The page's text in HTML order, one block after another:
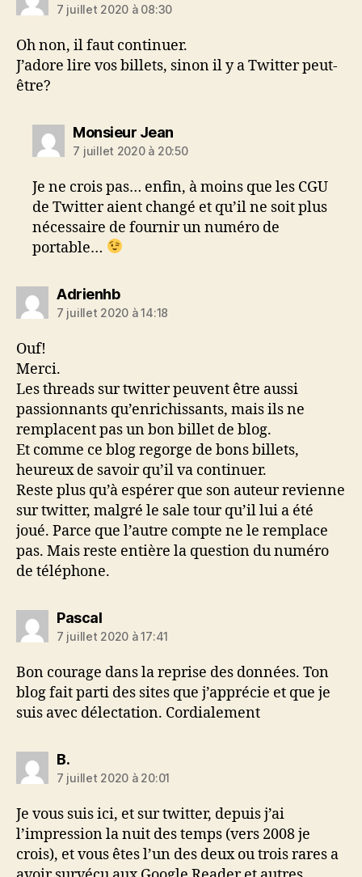
7 juillet 2020 à 08:30
Oh non, il faut continuer.
J’adore lire vos billets, sinon il y a Twitter peut-
être?
Monsieur Jeandit :
7 juillet 2020 à 20:50
Je ne crois pas… enfin, à moins que les CGU
de Twitter aient changé et qu’il ne soit plus
nécessaire de fournir un numéro de
portable…
Adrienhbdit :
7 juillet 2020 à 14:18
Ouf!
Merci.
Les threads sur twitter peuvent être aussi
passionnants qu’enrichissants, mais ils ne
remplacent pas un bon billet de blog.
Et comme ce blog regorge de bons billets,
heureux de savoir qu’il va continuer.
Reste plus qu’à espérer que son auteur revienne
sur twitter, malgré le sale tour qu’il lui a été
joué. Parce que l’autre compte ne le remplace
pas. Mais reste entière la question du numéro
de téléphone.
Pascaldit :
7 juillet 2020 à 17:41
Bon courage dans la reprise des données. Ton
blog fait parti des sites que j’apprécie et que je
suis avec délectation. Cordialement
B.dit :
7 juillet 2020 à 20:01
Je vous suis ici, et sur twitter, depuis j’ai
l’impression la nuit des temps (vers 2008 je
crois), et vous êtes l’un des deux ou trois rares a